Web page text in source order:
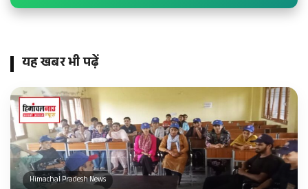
यह खबर भी पढ़ें
Himachal Pradesh News